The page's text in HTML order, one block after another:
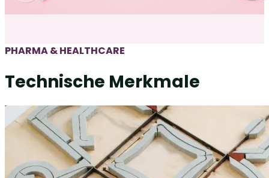
PHARMA & HEALTHCARE
Technische Merkmale